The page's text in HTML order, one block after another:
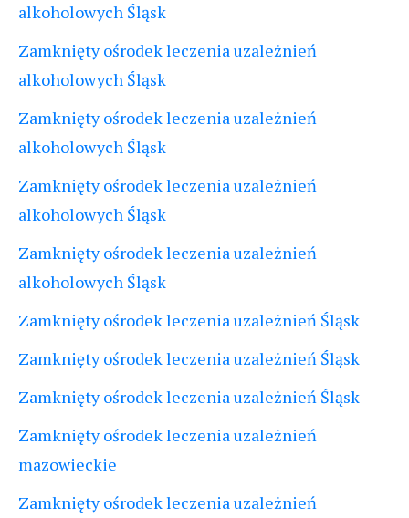
alkoholowych Śląsk
Zamknięty ośrodek leczenia uzależnień
alkoholowych Śląsk
Zamknięty ośrodek leczenia uzależnień
alkoholowych Śląsk
Zamknięty ośrodek leczenia uzależnień
alkoholowych Śląsk
Zamknięty ośrodek leczenia uzależnień
alkoholowych Śląsk
Zamknięty ośrodek leczenia uzależnień Śląsk
Zamknięty ośrodek leczenia uzależnień Śląsk
Zamknięty ośrodek leczenia uzależnień Śląsk
Zamknięty ośrodek leczenia uzależnień
mazowieckie
Zamknięty ośrodek leczenia uzależnień